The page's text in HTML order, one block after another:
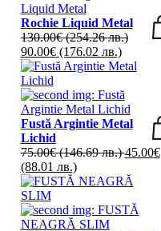
Rochie Liquid Metal
130.00€ (254.26 лв.)
90.00€ (176.02 лв.)
Fustă Argintie Metal
Lichid
75.00€ (146.69 лв.) 45.00€
(88.01 лв.)